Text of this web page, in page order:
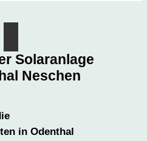
Solaranlage
Neschen
in Odenthal